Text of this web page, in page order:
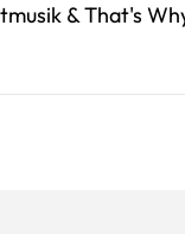
& That's